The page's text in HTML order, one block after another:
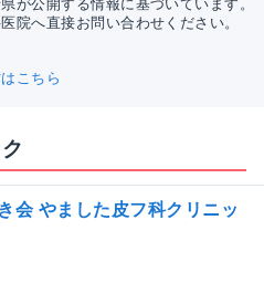
が公開する情報に基づいています。
院へ直接お問い合わせください。
こちら
会 やました皮フ科クリニッ